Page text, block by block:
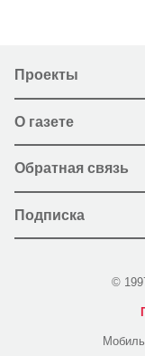
Проекты
О газете
Обратная связь
Подписка
©